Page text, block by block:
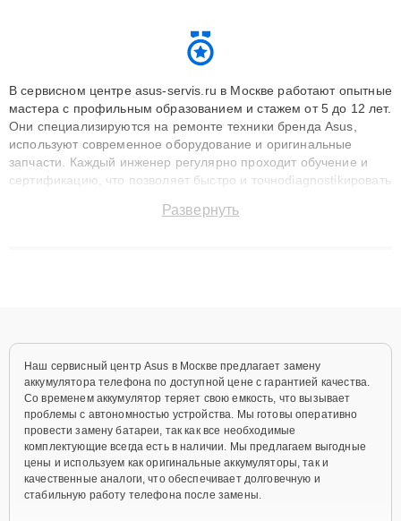
В сервисном центре asus-servis.ru в Москве работают опытные
мастера с профильным образованием и стажем от 5 до 12 лет.
Они специализируются на ремонте техники бренда Asus,
используют современное оборудование и оригинальные
запчасти. Каждый инженер регулярно проходит обучение и
сертификацию, что позволяет быстро и точноdiagnostikировать
до 3 лет. Наши мастера решают сложные случаи: от замены
Развернуть
Наш сервисный центр Asus в Москве предлагает замену
аккумулятора телефона по доступной цене с гарантией качества.
Со временем аккумулятор теряет свою емкость, что вызывает
проблемы с автономностью устройства. Мы готовы оперативно
провести замену батареи, так как все необходимые
комплектующие всегда есть в наличии. Мы предлагаем выгодные
цены и используем как оригинальные аккумуляторы, так и
качественные аналоги, что обеспечивает долговечную и
стабильную работу телефона после замены.